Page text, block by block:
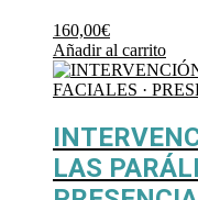
160,00€
Añadir al carrito
LAS